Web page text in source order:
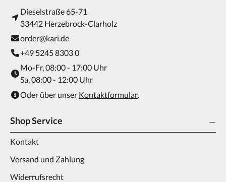
Dieselstraße 65-71
33442 Herzebrock-Clarholz
order@kari.de
+49 5245 8303 0
Mo-Fr, 08:00 - 17:00 Uhr
Sa, 08:00 - 12:00 Uhr
Oder über unser Kontaktformular.
Shop Service
Kontakt
Versand und Zahlung
Widerrufsrecht